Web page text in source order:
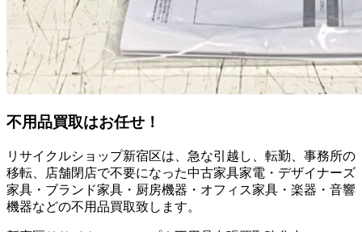
不用品買取はお任せ！
リサイクルショップ新宿区は、急な引越し、転勤、事務所の
移転、店舗閉店で不要になった中古家具家電・デザイナーズ
家具・ブランド家具・厨房機器・オフィス家具・楽器・音響
機器などの不用品買取致します。